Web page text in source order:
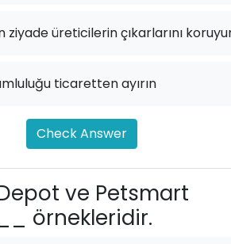
ziyade üreticilerin çıkarlarını
ticaretten ayırın
Check Answer
ve Petsmart
örnekleridir.